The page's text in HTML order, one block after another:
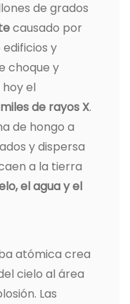
de grados
causado por
y
choque y
el
miles de rayos X.
de hongo a
y dispersa
a la tierra
el agua y el
atómica crea
cielo al área
Las